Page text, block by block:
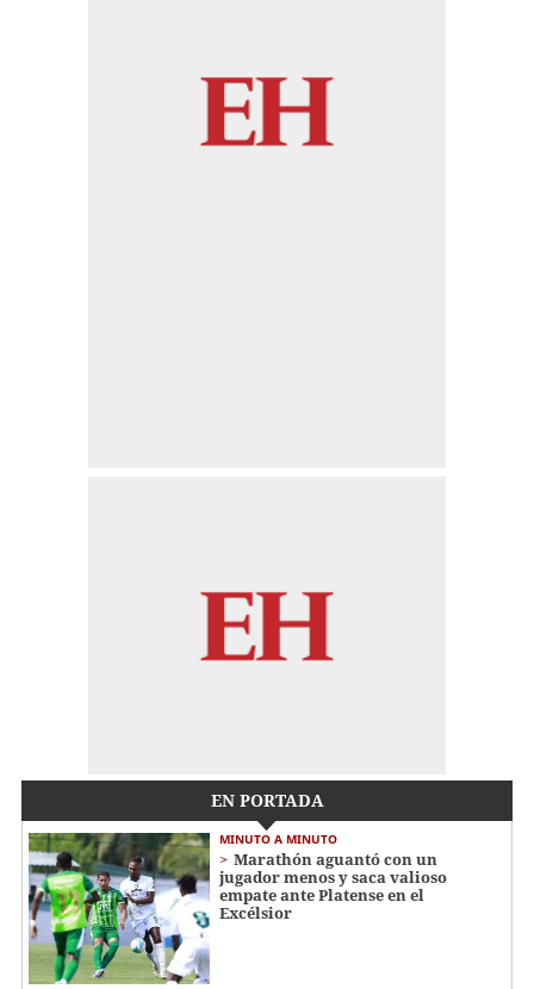
EN PORTADA
MINUTO A MINUTO
Marathón aguantó con un
jugador menos y saca valioso
empate ante Platense en el
Excélsior